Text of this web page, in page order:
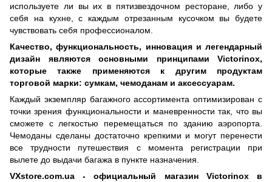
используете ли вы их в пятизвездочном ресторане, либо у
себя на кухне, с каждым отрезанным кусочком вы будете
чувствовать себя профессионалом.
Качество, функциональность, инновация и легендарный
дизайн являются основными принципами Victorinox,
которые также применяются к другим продуктам
торговой марки: сумкам, чемоданам и аксессуарам.
Каждый экземпляр багажного ассортимента оптимизирован с
точки зрения функциональности и маневренности так, что вы
сможете с легкостью перемещаться по зданию аэропорта.
Чемоданы сделаны достаточно крепкими и могут перенести
все трудности путешествия с момента регистрации при
вылете до выдачи багажа в пункте назначения.
VXstore.com.ua - официальный магазин Victorinox в